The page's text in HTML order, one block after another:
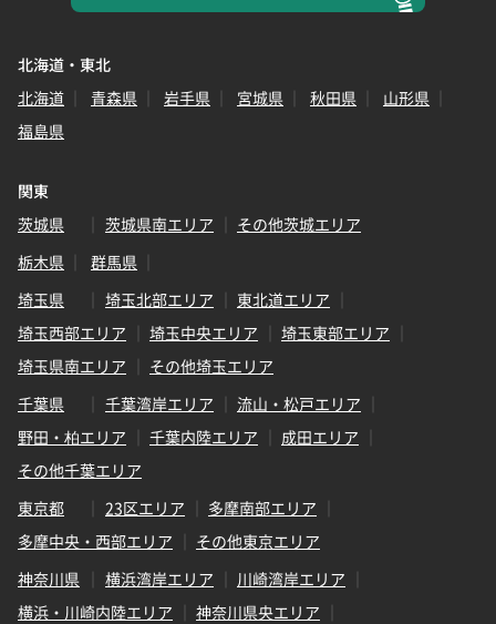
北海道・東北
北海道
青森県 岩手県 宮城県 秋田県
山形県
福島県
関東
茨城県
茨城県南エリア
その他茨城エリア
栃木県
群馬県
埼玉県
埼玉北部エリア
東北道エリア
埼玉西部エリア
埼玉中央エリア
埼玉東部エリア
埼玉県南エリア
その他埼玉エリア
千葉県
千葉湾岸エリア
流山・松戸エリア
野田・柏エリア
千葉内陸エリア
成田エリア
その他千葉エリア
東京都
23区エリア
多摩南部エリア
多摩中央・西部エリア
その他東京エリア
神奈川県
横浜湾岸エリア
川崎湾岸エリア
横浜・川崎内陸エリア
神奈川県央エリア